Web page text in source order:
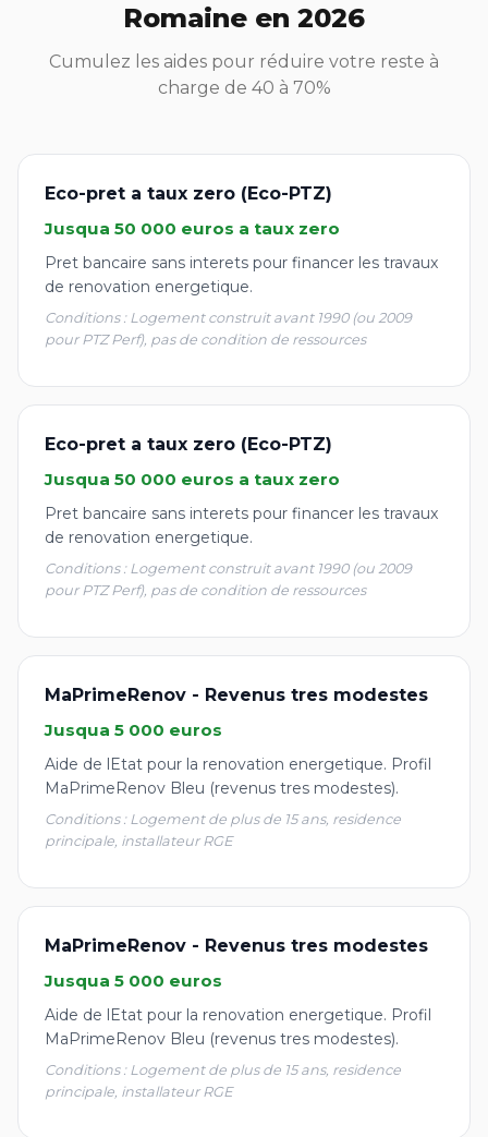
Romaine en 2026
Cumulez les aides pour réduire votre reste à
charge de 40 à 70%
Eco-pret a taux zero (Eco-PTZ)
Jusqua 50 000 euros a taux zero
Pret bancaire sans interets pour financer les travaux
de renovation energetique.
Conditions : Logement construit avant 1990 (ou 2009
pour PTZ Perf), pas de condition de ressources
Eco-pret a taux zero (Eco-PTZ)
Jusqua 50 000 euros a taux zero
Pret bancaire sans interets pour financer les travaux
de renovation energetique.
Conditions : Logement construit avant 1990 (ou 2009
pour PTZ Perf), pas de condition de ressources
MaPrimeRenov - Revenus tres modestes
Jusqua 5 000 euros
Aide de lEtat pour la renovation energetique. Profil
MaPrimeRenov Bleu (revenus tres modestes).
Conditions : Logement de plus de 15 ans, residence
principale, installateur RGE
MaPrimeRenov - Revenus tres modestes
Jusqua 5 000 euros
Aide de lEtat pour la renovation energetique. Profil
MaPrimeRenov Bleu (revenus tres modestes).
Conditions : Logement de plus de 15 ans, residence
principale, installateur RGE